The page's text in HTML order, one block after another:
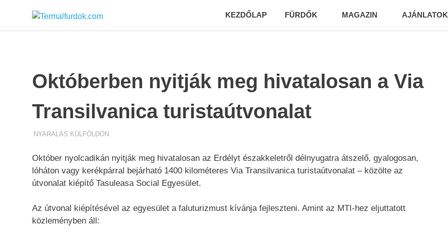
Termalfurdok.com
KEZDŐLAP FÜRDŐK MAGAZIN AJÁNLATOK
Októberben nyitják meg hivatalosan a Via
Transilvanica turistaútvonalat
TERMALFURDOK.COM
NYARALÁS KÜLFÖLDÖN
Október nyolcadikán nyitják meg hivatalosan az Erdélyt északkeletről délnyugatra átszelő, gyalogosan,
lóháton vagy kerékpárral bejárható 1400 kilométeres Via Transilvanica turistaútvonalat – közölte az
útvonalat kiépítő Tasuleasa Social Egyesület.
Az útvonal kiépítésével az egyesület a faluturizmust kívánja fejleszteni. Amint az MTI-hez eljuttatott
közleményben áll: